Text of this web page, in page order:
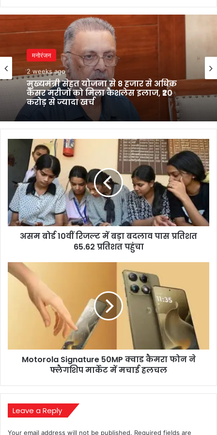
मनोरंजन
2 weeks ago
मुख्यमंत्री सेहत योजना से 8 हजार से अधिक
कैंसर मरीजों को मिला कैशलेस इलाज, ₹20
करोड़ से ज्यादा खर्च
बोर्ड
10वीं
बड़ा
बदलाव
पास
प्रतिशत
65.62असम बोर्ड 10वीं रिजल्ट में बड़ा बदलाव पास प्रतिशत
65.62 प्रतिशत पहुंचा
Motorola
Signature
50MP
मार्केट
Motorola Signature 50MP क्वाड कैमरा फोन ने
फ्लैगशिप मार्केट में मचाई हलचल
Leave a Reply
Your email address will not be published. Required fields are